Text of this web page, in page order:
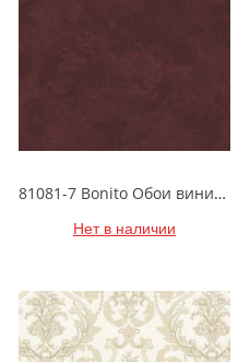
81081-7 Bonito Обои виниловые на бумажной основе 1.06*15.5
Нет в наличии